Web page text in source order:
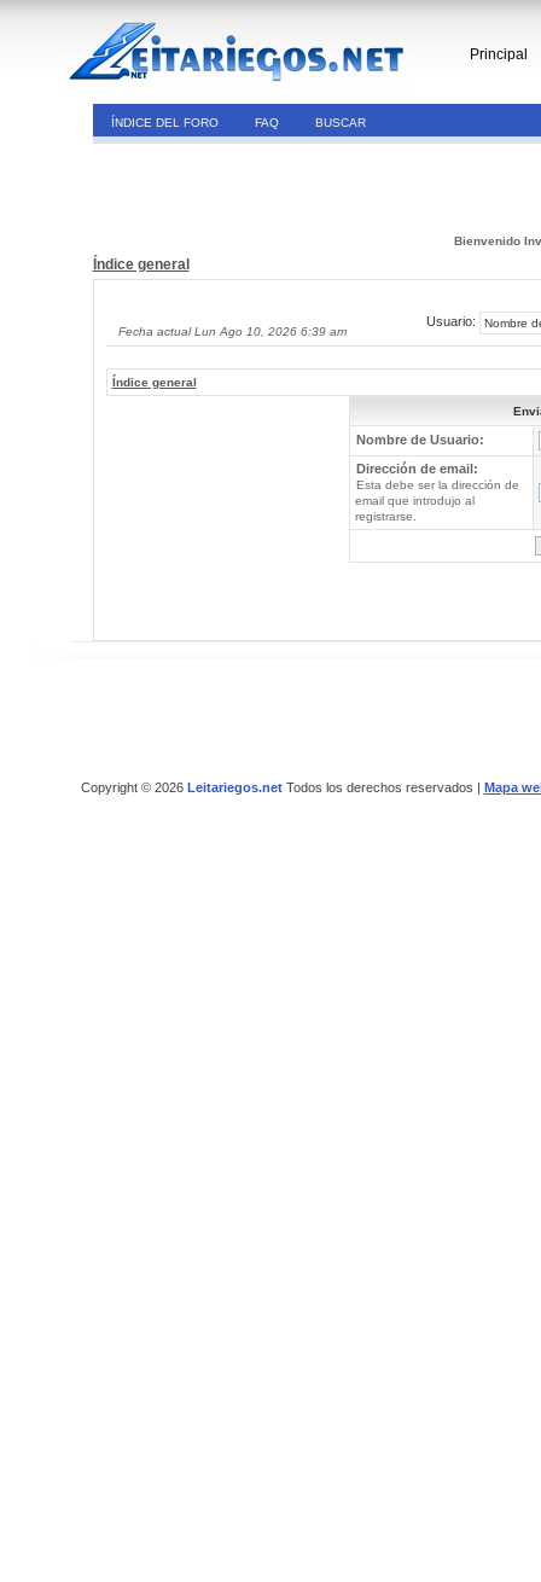
Principal
ÍNDICE DEL FORO FAQ BUSCAR
Bienvenido
Índice general
Fecha actual Lun Ago 10, 2026 6:39 am
Usuario:
Índice general
Nombre de Usuario:
Dirección de email:
Esta debe ser la dirección de
email que introdujo al
registrarse.
Copyright © 2026 Leitariegos.netTodos los derechos reservados | Mapa